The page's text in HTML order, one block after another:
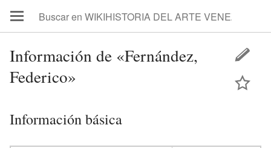
Información de «Fernández,
Federico»
Información básica